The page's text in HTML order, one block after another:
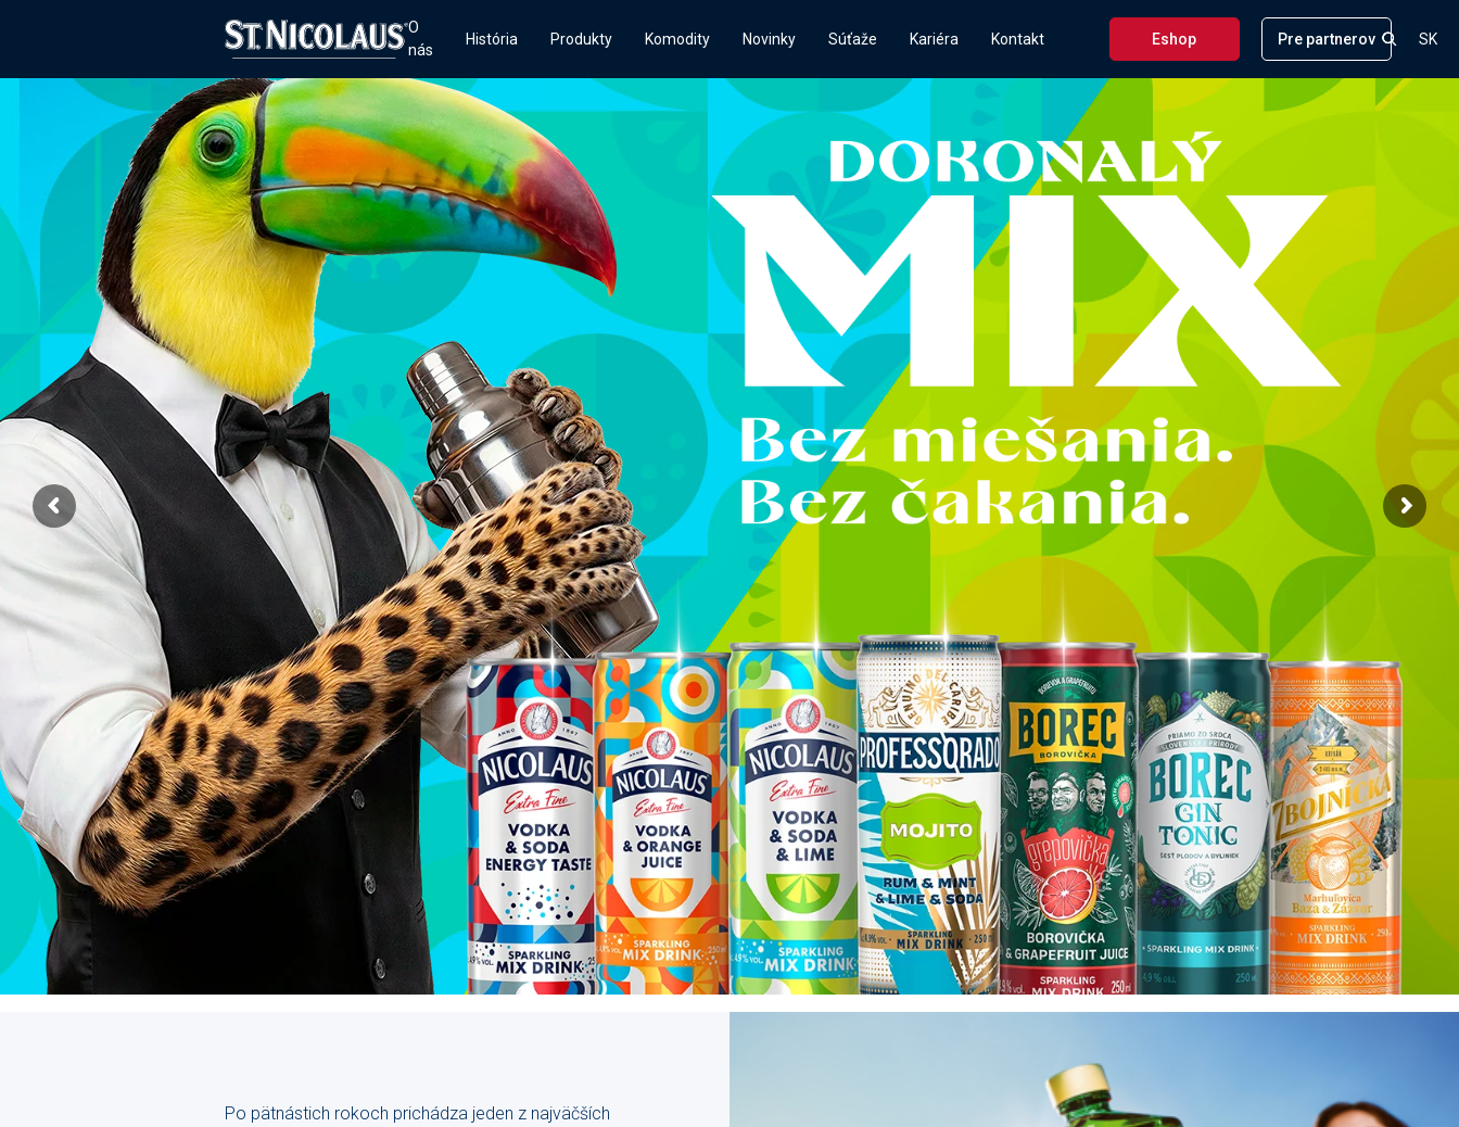
O
nás
História Produkty Komodity Novinky Súťaže Kariéra Kontakt Eshop Pre partnerov SK
Po pätnástich rokoch prichádza jeden z najväčších